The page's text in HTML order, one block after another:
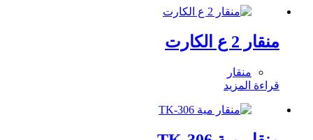
منقار 2 ع الكارت
منقار
قراءة المزيد